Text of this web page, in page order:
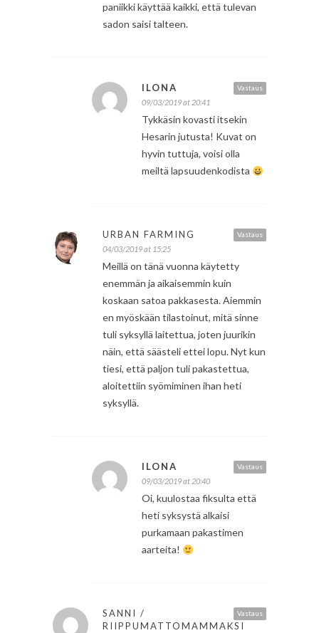
paniikki käyttää kaikki, että tulevan
sadon saisi talteen.
Vastaus
ILONA
09/03/2019 at 20:41
Tykkäsin kovasti itsekin
Hesarin jutusta! Kuvat on
hyvin tuttuja, voisi olla
meiltä lapsuudenkodista
Vastaus
URBAN FARMING
04/03/2019 at 15:25
Meillä on tänä vuonna käytetty
enemmän ja aikaisemmin kuin
koskaan satoa pakkasesta. Aiemmin
en myöskään tilastoinut, mitä sinne
tuli syksyllä laitettua, joten juurikin
näin, että säästeli ettei lopu. Nyt kun
tiesi, että paljon tuli pakastettua,
aloitettiin syömiminen ihan heti
syksyllä.
Vastaus
ILONA
09/03/2019 at 20:40
Oi, kuulostaa fiksulta että
heti syksystä alkaisi
purkamaan pakastimen
aarteita!
Vastaus
SANNI /
RIIPPUMATTOMAMMAKSI